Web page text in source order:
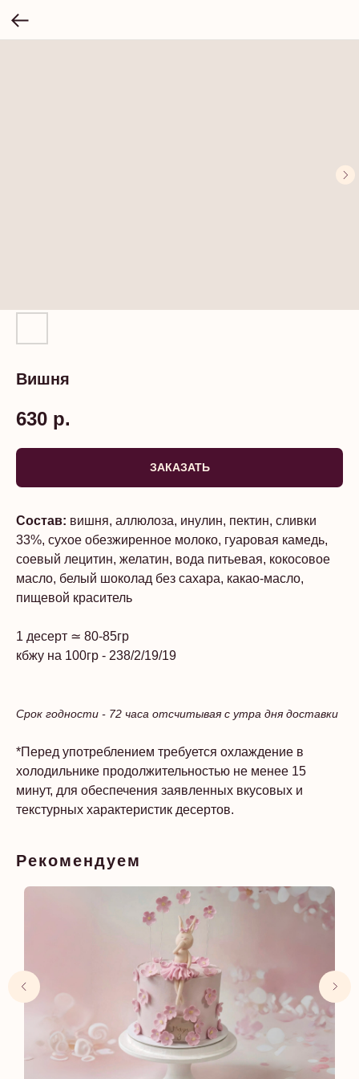
Вишня
630 р.
ЗАКАЗАТЬ
Состав: вишня, аллюлоза, инулин, пектин, сливки
33%, сухое обезжиренное молоко, гуаровая камедь,
соевый лецитин, желатин, вода питьевая, кокосовое
масло, белый шоколад без сахара, какао-масло,
пищевой краситель
1 десерт ≃ 80-85гр
кбжу на 100гр - 238/2/19/19
Срок годности - 72 часа отсчитывая с утра дня доставки
*Перед употреблением требуется охлаждение в
холодильнике продолжительностью не менее 15
минут, для обеспечения заявленных вкусовых и
текстурных характеристик десертов.
Рекомендуем